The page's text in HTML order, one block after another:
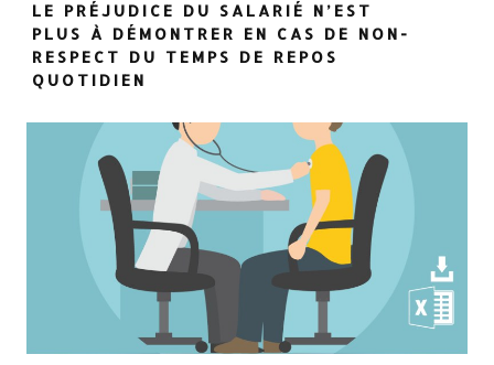
LE PRÉJUDICE DU SALARIÉ N’EST
PLUS À DÉMONTRER EN CAS DE NON-
RESPECT DU TEMPS DE REPOS
QUOTIDIEN